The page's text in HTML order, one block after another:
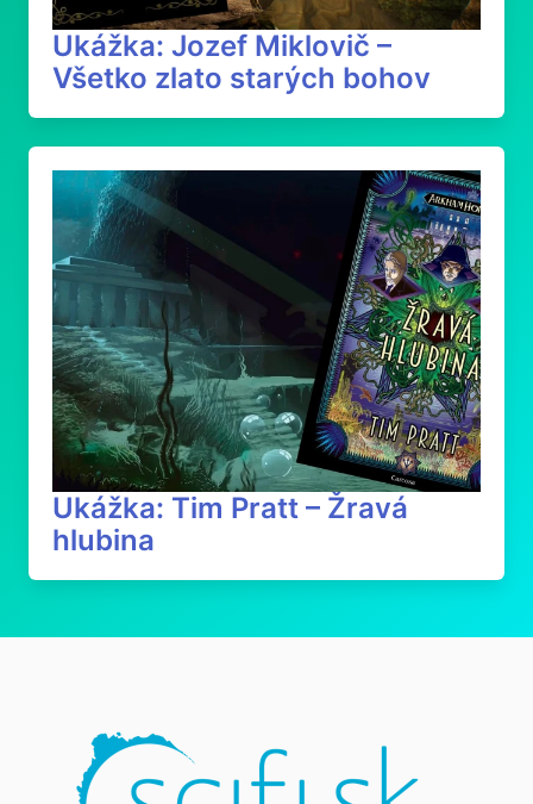
Ukážka: Jozef Miklovič –
Všetko zlato starých bohov
Ukážka: Tim Pratt – Žravá
hlubina